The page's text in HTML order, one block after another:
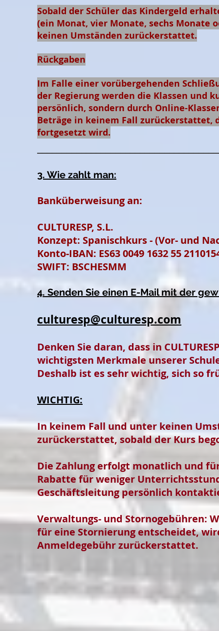
Sobald der Schüler das Kindergeld
(ein Monat, vier Monate, sechs Monate
keinen Umständen zurückerstattet.
Rückgaben
Im Falle einer vorübergehenden
der Regierung werden die Klassen
persönlich, sondern durch Online-
Beträge in keinem Fall zurückerstattet,
fortgesetzt wird.
3. Wie zahlt man:
Banküberweisung an:
CULTURESP, S.L.
Konzept: Spanischkurs - (Vor- und
Konto-IBAN: ES63 0049 1632 55
SWIFT: BSCHESMM
4. Senden Sie einen E-Mail mit der
culturesp@culturesp.com
Denken Sie daran, dass in
wichtigsten Merkmale unserer
Deshalb ist es sehr wichtig, sich so
WICHTIG:
In keinem Fall und unter keinen
zurückerstattet, sobald der Kurs
Die Zahlung erfolgt monatlich und
Rabatte für weniger
Geschäftsleitung persönlich
Verwaltungs- und Stornogebühren:
für eine Stornierung entscheidet,
Anmeldegebühr zurückerstattet.